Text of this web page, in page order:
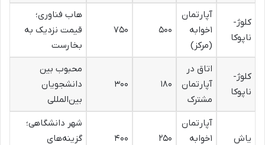
کلوژ-
ناپوکا
آپارتمان
۱خوابه
(مرکز)
۵۰۰ ۷۵۰
هاب فناوری؛
قیمت نزدیک به
بخارست
کلوژ-
ناپوکا
اتاق در
آپارتمان
مشترک
۱۸۰ ۳۰۰
محبوب بین
دانشجویان
بین‌المللی
یاش
آپارتمان
۱خوابه
۲۵۰ ۴۰۰
شهر دانشگاهی؛
گزینه‌های